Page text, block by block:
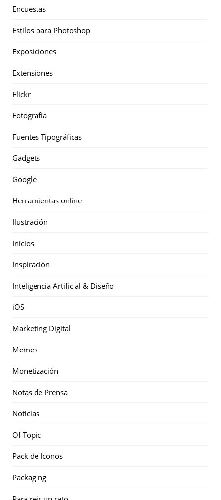
Encuestas
Estilos para Photoshop
Exposiciones
Extensiones
Flickr
Fotografía
Fuentes Tipográficas
Gadgets
Google
Herramientas online
Ilustración
Inicios
Inspiración
Inteligencia Artificial & Diseño
iOS
Marketing Digital
Memes
Monetización
Notas de Prensa
Noticias
Of Topic
Pack de Iconos
Packaging